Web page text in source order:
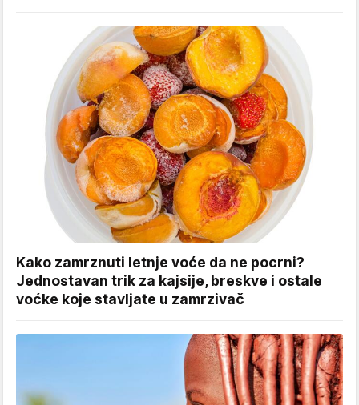
Kako zamrznuti letnje voće da ne pocrni?
Jednostavan trik za kajsije, breskve i ostale
voćke koje stavljate u zamrzivač